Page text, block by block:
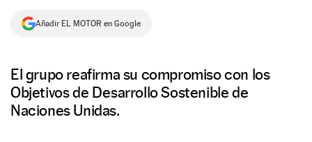
NEWSLETTER
Añadir EL MOTOR en Google
El grupo reafirma su compromiso con los
Objetivos de Desarrollo Sostenible de
Naciones Unidas.